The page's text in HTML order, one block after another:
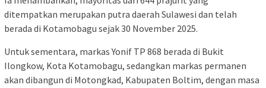
ditempatkan merupakan putra daerah Sulawesi dan telah
berada di Kotamobagu sejak 30 November 2025.
Untuk sementara, markas Yonif TP 868 berada di Bukit
Ilongkow, Kota Kotamobagu, sedangkan markas permanen
akan dibangun di Motongkad, Kabupaten Boltim, dengan masa